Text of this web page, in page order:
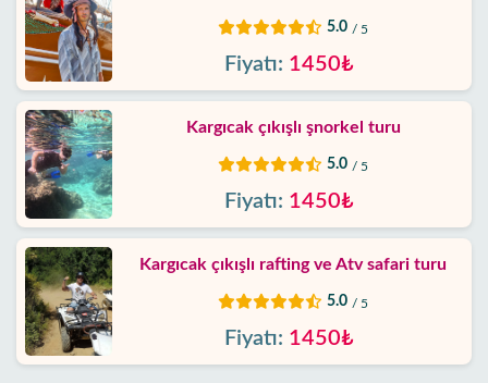
5.0 / 5
Fiyatı: 1450₺
Kargıcak çıkışlı şnorkel turu
5.0 / 5
Fiyatı: 1450₺
Kargıcak çıkışlı rafting ve Atv safari turu
5.0 / 5
Fiyatı: 1450₺